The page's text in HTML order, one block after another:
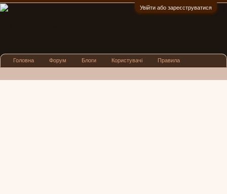
Увійти або зареєструватися
Головна Форум Блоги Користувачі Правила